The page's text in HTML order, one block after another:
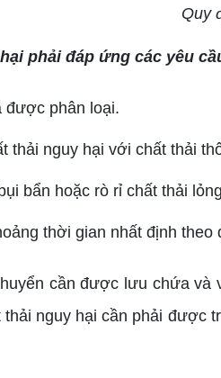
Quy
phải đáp ứng các yêu
được phân loại.
thải nguy hại với chất thải
bẩn hoặc rò rỉ chất thải
thời gian nhất định theo
cần được lưu chứa và
nguy hại cần phải được